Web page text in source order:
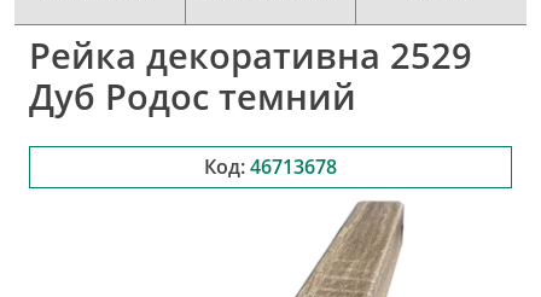
Рейка декоративна 2529
Дуб Родос темний
Код:46713678